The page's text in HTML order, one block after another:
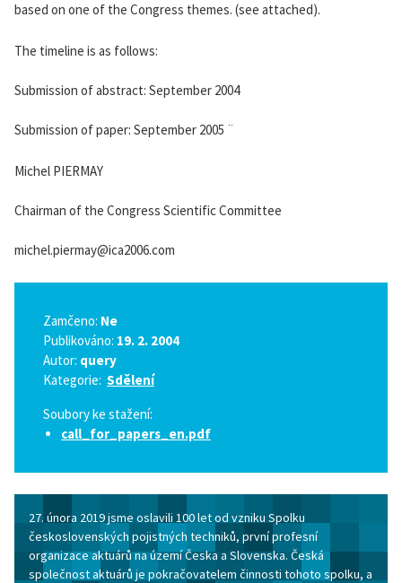
based on one of the Congress themes. (see attached).
The timeline is as follows:
Submission of abstract: September 2004
Submission of paper: September 2005 ¨
Michel PIERMAY
Chairman of the Congress Scientific Committee
michel.piermay@ica2006.com
Zamčeno: Ne
Publikováno: 19. 2. 2004
Autor: query
Kategorie: Sdělení
Soubory ke stažení:
call_for_papers_en.pdf
27. února 2019 jsme oslavili 100 let od vzniku Spolku
československých pojistných techniků, první profesní
organizace aktuárů na území Česka a Slovenska. Česká
společnost aktuárů je pokračovatelem činnosti tohoto spolku, a